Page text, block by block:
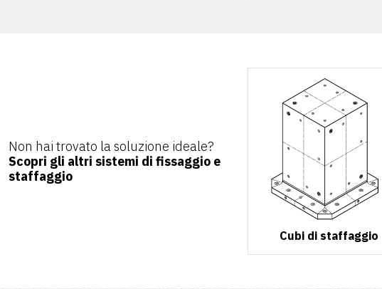
Non hai trovato la soluzione ideale?
Scopri gli altri sistemi di fissaggio e
staffaggio
Cubi di staffaggio